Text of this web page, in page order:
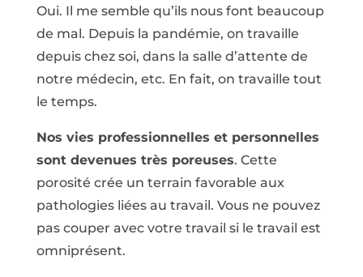
Oui. Il me semble qu’ils nous font beaucoup
de mal. Depuis la pandémie, on travaille
depuis chez soi, dans la salle d’attente de
notre médecin, etc. En fait, on travaille tout
le temps.
Nos vies professionnelles et personnelles
sont devenues très poreuses. Cette
porosité crée un terrain favorable aux
pathologies liées au travail. Vous ne pouvez
pas couper avec votre travail si le travail est
omniprésent.